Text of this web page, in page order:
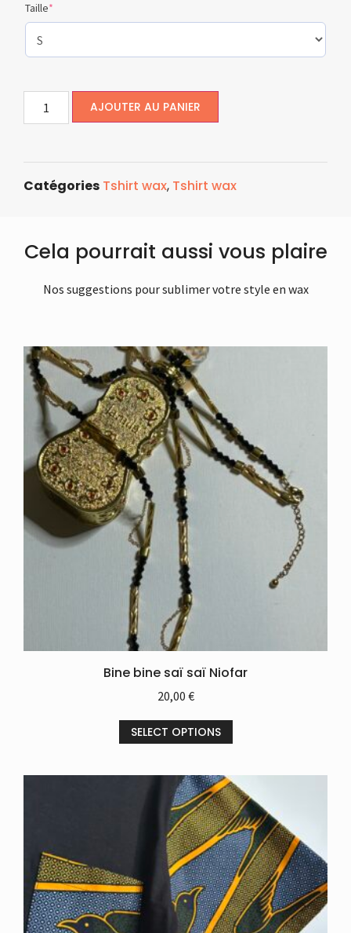
Taille*
AJOUTER AU PANIER
Catégories Tshirt wax, Tshirt wax
Cela pourrait aussi vous plaire
Nos suggestions pour sublimer votre style en wax
Bine bine saï saï Niofar
20,00 €
SELECT OPTIONS